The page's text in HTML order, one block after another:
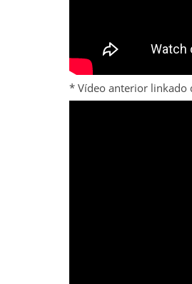
* Vídeo anterior linkado